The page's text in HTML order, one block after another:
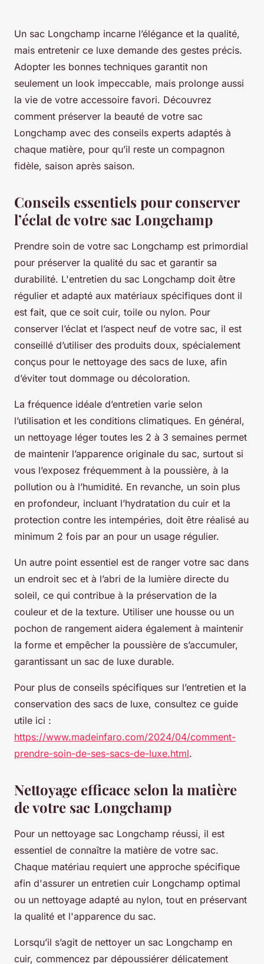
Un sac Longchamp incarne l’élégance et la qualité,
mais entretenir ce luxe demande des gestes précis.
Adopter les bonnes techniques garantit non
seulement un look impeccable, mais prolonge aussi
la vie de votre accessoire favori. Découvrez
comment préserver la beauté de votre sac
Longchamp avec des conseils experts adaptés à
chaque matière, pour qu’il reste un compagnon
fidèle, saison après saison.
Conseils essentiels pour conserver
l’éclat de votre sac Longchamp
Prendre soin de votre sac Longchamp est primordial
pour préserver la qualité du sac et garantir sa
durabilité. L'entretien du sac Longchamp doit être
régulier et adapté aux matériaux spécifiques dont il
est fait, que ce soit cuir, toile ou nylon. Pour
conserver l’éclat et l’aspect neuf de votre sac, il est
conseillé d’utiliser des produits doux, spécialement
conçus pour le nettoyage des sacs de luxe, afin
d’éviter tout dommage ou décoloration.
La fréquence idéale d’entretien varie selon
l’utilisation et les conditions climatiques. En général,
un nettoyage léger toutes les 2 à 3 semaines permet
de maintenir l’apparence originale du sac, surtout si
vous l’exposez fréquemment à la poussière, à la
pollution ou à l’humidité. En revanche, un soin plus
en profondeur, incluant l’hydratation du cuir et la
protection contre les intempéries, doit être réalisé au
minimum 2 fois par an pour un usage régulier.
Un autre point essentiel est de ranger votre sac dans
un endroit sec et à l’abri de la lumière directe du
soleil, ce qui contribue à la préservation de la
couleur et de la texture. Utiliser une housse ou un
pochon de rangement aidera également à maintenir
la forme et empêcher la poussière de s’accumuler,
garantissant un sac de luxe durable.
Pour plus de conseils spécifiques sur l’entretien et la
conservation des sacs de luxe, consultez ce guide
utile ici :
https://www.madeinfaro.com/2024/04/comment-
prendre-soin-de-ses-sacs-de-luxe.html.
Nettoyage efficace selon la matière
de votre sac Longchamp
Pour un nettoyage sac Longchamp réussi, il est
essentiel de connaître la matière de votre sac.
Chaque matériau requiert une approche spécifique
afin d'assurer un entretien cuir Longchamp optimal
ou un nettoyage adapté au nylon, tout en préservant
la qualité et l'apparence du sac.
Lorsqu’il s’agit de nettoyer un sac Longchamp en
cuir, commencez par dépoussiérer délicatement